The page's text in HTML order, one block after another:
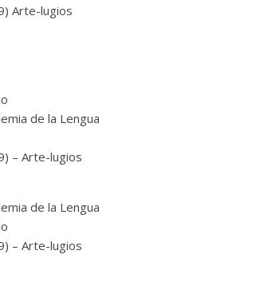
Arte-lugios
de la Lengua
– Arte-lugios
de la Lengua
– Arte-lugios